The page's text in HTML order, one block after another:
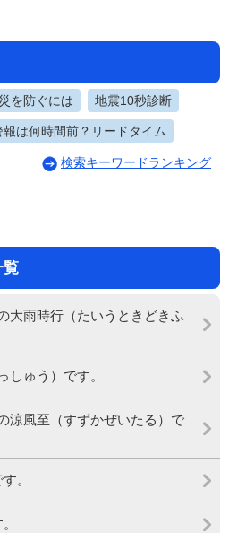
を防ぐには 地震10秒診断
報は何時間前？リードタイム
検索キーワードランキング
覧
大雨時行（たいうときどきふ
しゅう）です。
涼風至（すずかぜいたる）で
。